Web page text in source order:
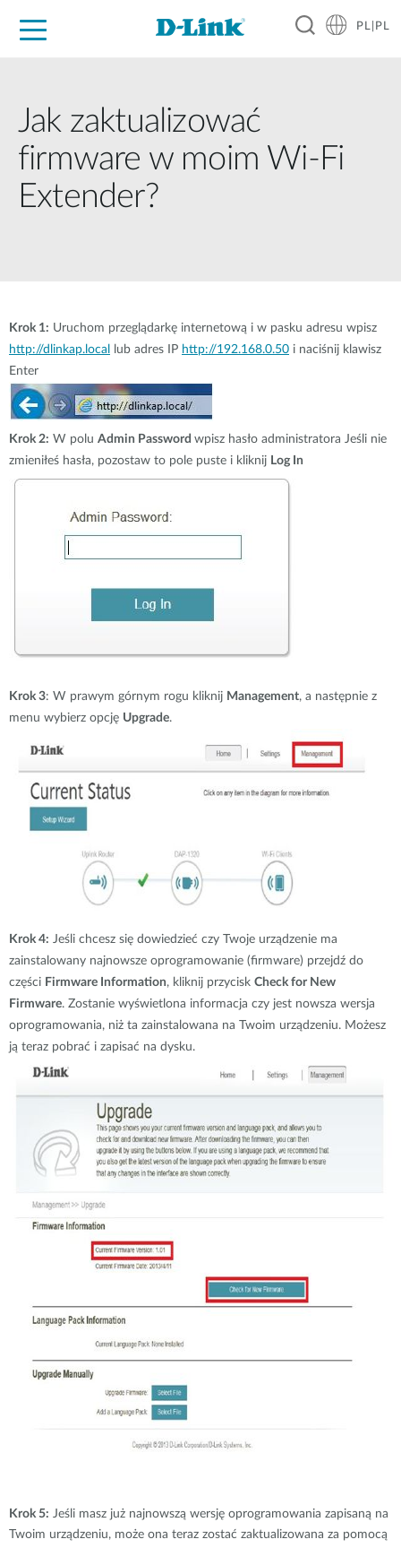
PL|PL
Jak zaktualizować
firmware w moim Wi-Fi
Extender?
Krok 1: Uruchom przeglądarkę internetową i w pasku adresu wpisz
http://dlinkap.local
lub adres IP http://192.168.0.50 i naciśnij klawisz
Enter
Krok 2: W polu Admin Password wpisz hasło administratora Jeśli nie
zmieniłeś hasła, pozostaw to pole puste i kliknij Log In
Krok 3: W prawym górnym rogu kliknij Management, a następnie z
menu wybierz opcję Upgrade.
Krok 4: Jeśli chcesz się dowiedzieć czy Twoje urządzenie ma
zainstalowany najnowsze oprogramowanie (firmware) przejdź do
części Firmware Information, kliknij przycisk Check for New
Firmware. Zostanie wyświetlona informacja czy jest nowsza wersja
oprogramowania, niż ta zainstalowana na Twoim urządzeniu. Możesz
ją teraz pobrać i zapisać na dysku.
Krok 5: Jeśli masz już najnowszą wersję oprogramowania zapisaną na
Twoim urządzeniu, może ona teraz zostać zaktualizowana za pomocą